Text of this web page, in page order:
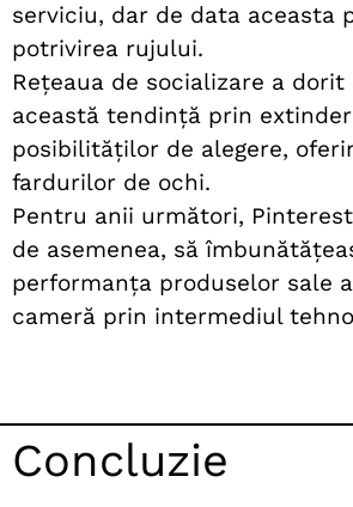
serviciu, dar de data aceasta
potrivirea rujului.
Rețeaua de socializare a
această tendință prin
posibilităților de alegere,
fardurilor de ochi.
Pentru anii următori,
de asemenea, să
performanța produselor sale
cameră prin intermediul
Concluzie